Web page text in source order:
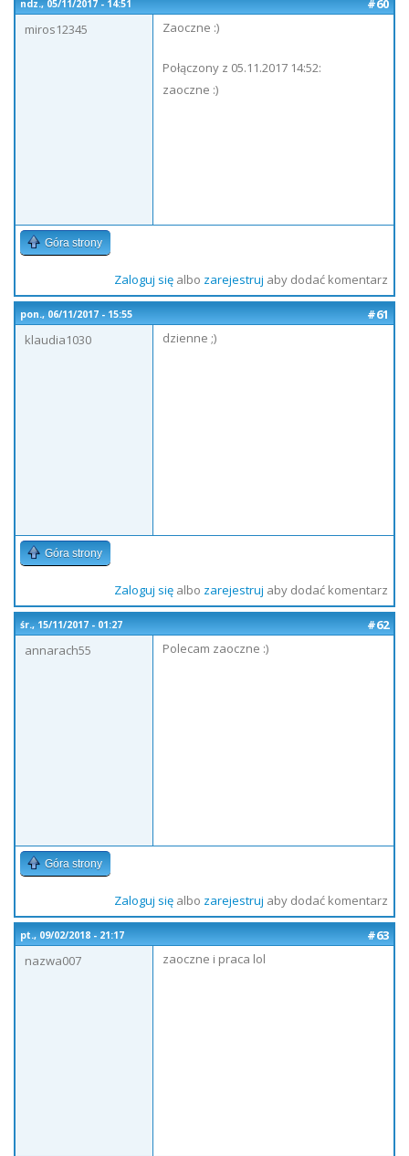
ndz., 05/11/2017 - 14:51
#60
miros12345
Zaoczne :)
Połączony z 05.11.2017 14:52:
zaoczne :)
Góra strony
Zaloguj sięalbo zarejestruj aby dodać komentarz
pon., 06/11/2017 - 15:55
#61
klaudia1030
dzienne ;)
Góra strony
Zaloguj sięalbo zarejestruj aby dodać komentarz
śr., 15/11/2017 - 01:27
#62
annarach55
Polecam zaoczne :)
Góra strony
Zaloguj sięalbo zarejestruj aby dodać komentarz
pt., 09/02/2018 - 21:17
#63
nazwa007
zaoczne i praca lol